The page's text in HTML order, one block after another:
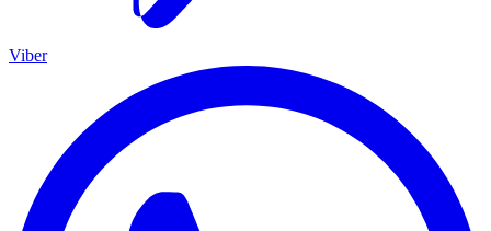
Viber